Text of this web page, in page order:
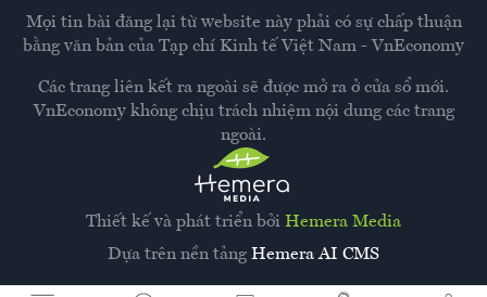
Thiết kế và phát triển bởi Hemera Media
Dựa trên nền tảng Hemera AI CMS
Mọi tin bài đăng lại từ website này phải có sự chấp thuận
bằng văn bản của Tạp chí Kinh tế Việt Nam - VnEconomy
Các trang liên kết ra ngoài sẽ được mở ra ở cửa sổ mới.
VnEconomy không chịu trách nhiệm nội dung các trang
ngoài.